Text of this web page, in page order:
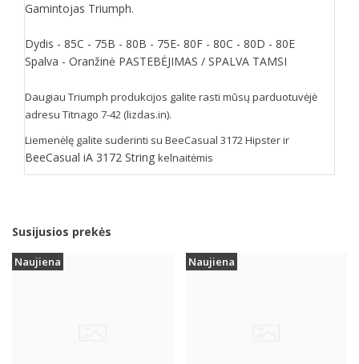
Gamintojas Triumph.
Dydis - 85C - 75B - 80B - 75E- 80F - 80C - 80D - 80E
Spalva - Oranžinė PASTEBĖJIMAS / SPALVA TAMSI
Daugiau Triumph produkcijos galite rasti mūsų parduotuvėjė
adresu Titnago 7-42 (lizdas.in).
Liemenėlę galite suderinti su BeeCasual 3172 Hipster ir
BeeCasual iA 3172 String kelnaitėmis
Susijusios prekės
Naujiena Naujiena